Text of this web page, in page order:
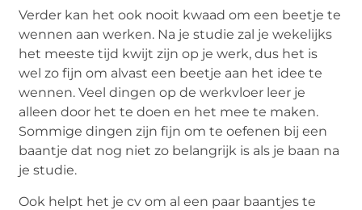
Verder kan het ook nooit kwaad om een beetje te
wennen aan werken. Na je studie zal je wekelijks
het meeste tijd kwijt zijn op je werk, dus het is
wel zo fijn om alvast een beetje aan het idee te
wennen. Veel dingen op de werkvloer leer je
alleen door het te doen en het mee te maken.
Sommige dingen zijn fijn om te oefenen bij een
baantje dat nog niet zo belangrijk is als je baan na
je studie.
Ook helpt het je cv om al een paar baantjes te